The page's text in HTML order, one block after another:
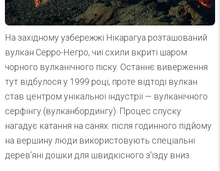
На західному узбережжі Нікарагуа розташований
вулкан Серро-Негро, чиї схили вкриті шаром
чорного вулканічного піску. Останнє виверження
тут відбулося у 1999 році, проте відтоді вулкан
став центром унікальної індустрії — вулканічного
серфінгу (вулканбордингу). Процес спуску
нагадує катання на санях: після годинного підйому
на вершину люди використовують спеціальні
дерев’яні дошки для швидкісного з’їзду вниз.